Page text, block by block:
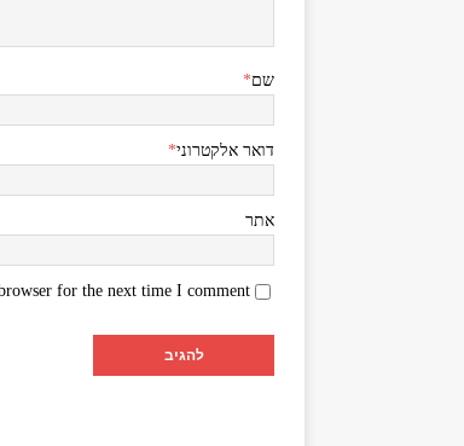
שם*
דואר אלקטרוני*
אתר
for the next time I comment.